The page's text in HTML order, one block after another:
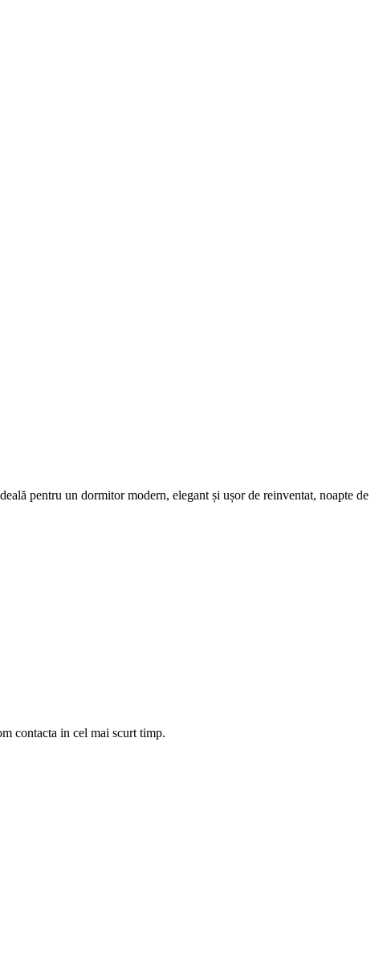
pentru un dormitor modern, elegant și ușor de reinventat, noapte de
contacta in cel mai scurt timp.